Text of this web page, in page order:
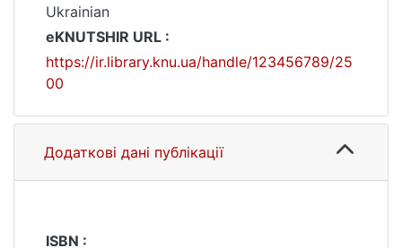
Ukrainian
eKNUTSHIR URL :
https://ir.library.knu.ua/handle/123456789/25
00
Додаткові дані публікації
ISBN :